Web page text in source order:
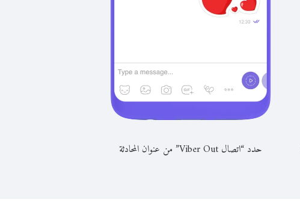
حدد “اتصال Viber Out” من عنوان المحادثة